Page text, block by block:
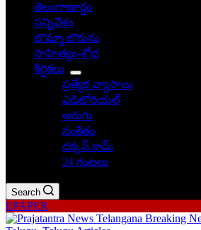
తెలంగాణార్థం
సన్నివేశం
బొమ్మా బొరుసు
సాహిత్యం-శోభ
శీర్షికలు
ప్రత్యేక వ్యాసాలు
ఎడిటోరియల్
అరుగు
సంకేతం
దక్కన్.కామ్
24 గంటలు
Search
EPAPER